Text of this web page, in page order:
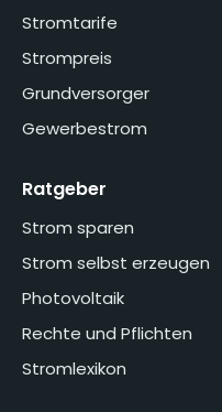
Stromtarife
Strompreis
Grundversorger
Gewerbestrom
Ratgeber
Strom sparen
Strom selbst erzeugen
Photovoltaik
Rechte und Pflichten
Stromlexikon